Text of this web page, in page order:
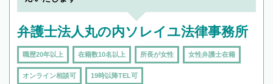
弁護士法人丸の内ソレイユ法律事務所
職歴20年以上 在籍数10名以上 所長が女性 女性弁護士在籍
オンライン相談可 19時以降TEL可